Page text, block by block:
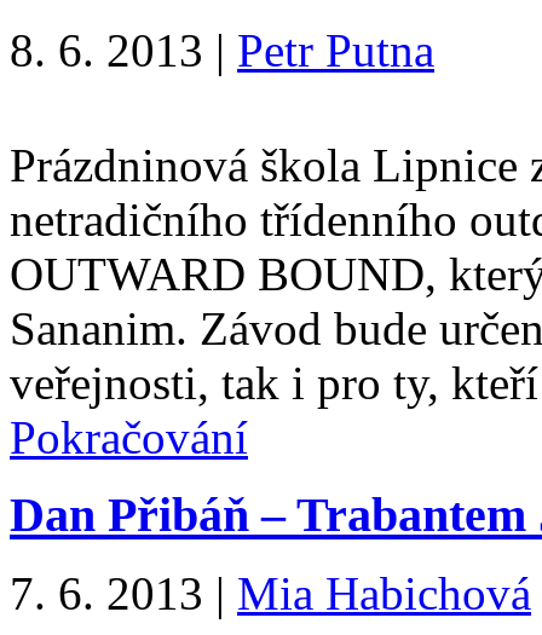
8. 6. 2013 | Petr Putna
Prázdninová škola Lipnice
netradičního třídenního
OUTWARD BOUND,
Sananim. Závod bude
veřejnosti, tak i pro ty,
Pokračování
Dan Přibáň –
7. 6. 2013 | Mia Habichová